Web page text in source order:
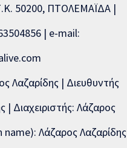
50200, ΠΤΟΛΕΜΑΪΔΑ |
| e-mail:
Λαζαρίδης | Διευθυντής
| Διαχειριστής: Λάζαρος
name): Λάζαρος Λαζαρίδης